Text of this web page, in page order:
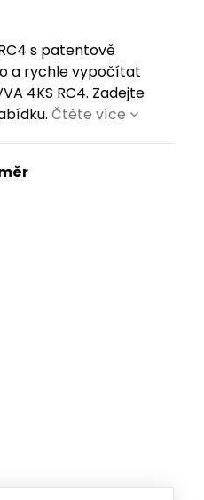
s patentově
a rychle vypočítat
4KS RC4. Zadejte
Čtěte více